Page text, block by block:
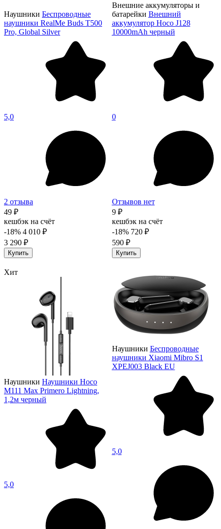
Наушники Беспроводные
наушники RealMe Buds T500
Pro, Global Silver
5,0
2 отзыва
49 ₽
кешбэк на счёт
-18% 4 010 ₽
3 290 ₽
Купить
Внешние аккумуляторы и
батарейки Внешний
аккумулятор Hoco J128
10000mAh черный
0
Отзывов нет
9 ₽
кешбэк на счёт
-18% 720 ₽
590 ₽
Купить
Хит
Наушники Наушники Hoco
M111 Max Primero Lightning,
1,2м черный
5,0
Наушники Беспроводные
наушники Xiaomi Mibro S1
XPEJ003 Black EU
5,0